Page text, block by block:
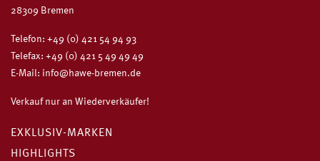
28309 Bremen
Telefon: +49 (0) 421 54 94 93
Telefax: +49 (0) 421 5 49 49 49
E-Mail: info@hawe-bremen.de
Verkauf nur an Wiederverkäufer!
EXKLUSIV-MARKEN
HIGHLIGHTS